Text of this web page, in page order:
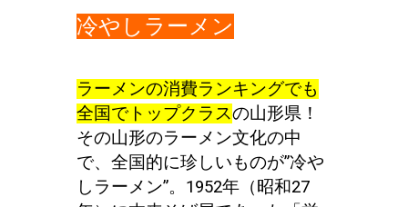
冷やしラーメン
ラーメンの消費ランキングでも
全国でトップクラスの山形県！
その山形のラーメン文化の中
で、全国的に珍しいものが”冷や
しラーメン”。1952年（昭和27